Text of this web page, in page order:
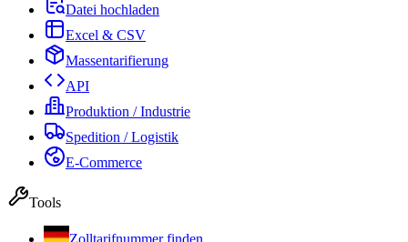
Datei hochladen
Excel & CSV
Massentarifierung
API
Produktion / Industrie
Spedition / Logistik
E-Commerce
Tools
Zolltarifnummer finden